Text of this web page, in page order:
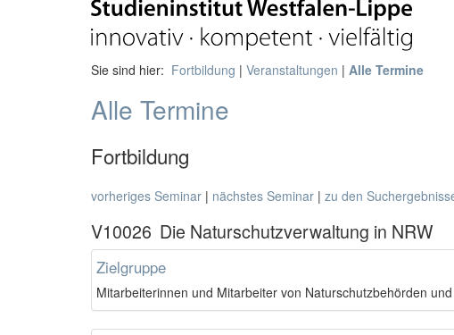
Sie sind hier: Fortbildung | Veranstaltungen | Alle Termine
Alle Termine
Fortbildung
vorheriges Seminar | nächstes Seminar | zu den
V10026 Die Naturschutzverwaltung in NRW
Zielgruppe
Mitarbeiterinnen und Mitarbeiter von Naturschutzbehörden